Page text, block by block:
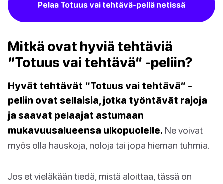
Pelaa Totuus vai tehtävä-peliä netissä
Mitkä ovat hyviä tehtäviä
“Totuus vai tehtävä” -peliin?
Hyvät tehtävät “Totuus vai tehtävä” -
peliin ovat sellaisia, jotka työntävät rajoja
ja saavat pelaajat astumaan
mukavuusalueensa ulkopuolelle. Ne voivat
myös olla hauskoja, noloja tai jopa hieman tuhmia.
Jos et vieläkään tiedä, mistä aloittaa, tässä on